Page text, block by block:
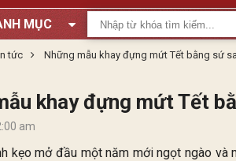
MỤC
tức Những mẫu khay đựng mứt Tết bằng sứ
khay đựng mứt Tết
am
kẹo mở đầu một năm mới ngọt ngào